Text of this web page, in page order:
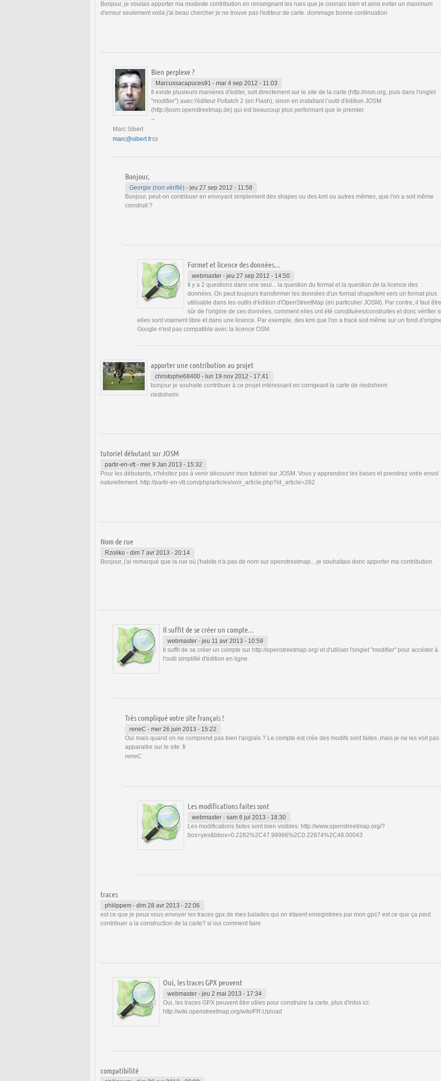
Bonjour, je voulais apporter ma modeste contribution en renseignant les rues que je connais bien et ainsi eviter un maximum
d'erreur seulement voila j'ai beau chercher je ne trouve pas l'editeur de carte. dommage bonne continuation
Bien perplexe ?
Marcussacapuces91 - mar 4 sep 2012 - 11:03
Il existe plusieurs manières d'éditer, soit directement sur le site de la carte (http://osm.org, puis dans l'onglet
"modifier") avec l'éditeur Potlatch 2 (en Flash), sinon en installant l’outil d'édition JOSM
(http://josm.openstreetmap.de) qui est beaucoup plus performant que le premier.
--
Marc Sibert
marc@sibert.fr(link sends e-mail)
Bonjour,
Georgie (non vérifié) - jeu 27 sep 2012 - 11:58
Bonjour, peut-on contribuer en envoyant simplement des shapes ou des kml ou autres mêmes, que l'on a soit même
construit ?
Formet et licence des données...
webmaster - jeu 27 sep 2012 - 14:50
Il y a 2 questions dans une seul... la question du format et la question de la licence des
données. On peut toujours transformer les données d'un format shape/kml vers un format plus
utilisable dans les outils d'édition d'OpenStreetMap (en particulier JOSM). Par contre, il faut être
sûr de l'origine de ces données, comment elles ont été constituées/construites et donc vérifier si
elles sont vraiment libre et dans une licence. Par exemple, des kml que l'on a tracé soit même sur un fond
Google n'est pas compatible avec la licence OSM.
apporter une contribution au projet
christophe68400 - lun 19 nov 2012 - 17:41
bonjour je souhaite contribuer à ce projet intéressant en corrigeant la carte de riedisheim
riedisheim
tutoriel débutant sur JOSM
partir-en-vtt- mer 9 Jan 2013 - 15:32
Pour les débutants, n'hésitez pas à venir découvrir mon tutoriel sur JOSM. Vous y apprendrez les bases et prendrez votre envol
naturellement. http://partir-en-vtt.com/php/articles/voir_article.php?id_article=282
Nom de rue
Rzoliko - dim 7 avr 2013 - 20:14
Bonjour, j'ai remarqué que la rue où j'habite n'a pas de nom sur openstreetmap... je souhaitais donc apporter ma contribution.
Il suffit de se créer un compte...
webmaster - jeu 11 avr 2013 - 10:59
Il suffit de se créer un compte sur http://openstreetmap.org/ et d'utiliser l'onglet "modifier" pour accéder à
l'outil simplifié d'édition en ligne.
Très compliqué votre site français !
reneC - mer 26 juin 2013 - 15:22
Oui mais quand on ne comprend pas bien l'anglais ? Le compte est crée des modifs sont faites ,mais je ne les voit pas
apparaitre sur le site .fr
reneC
Les modifications faites sont
webmaster - sam 6 jui 2013 - 18:30
Les modifications faites sont bien visibles: http://www.openstreetmap.org/?
box=yes&bbox=0.2282%2C47.99986%2C0.22874%2C48.00043
traces
philippem - dim 28 avr 2013 - 22:06
est ce que je peux vous envoyer les traces gpx de mes balades qui on étaient enregistrées par mon gps? est ce que ça peut
contribuer a la construction de la carte? si oui comment faire
Oui, les traces GPX peuvent
webmaster - jeu 2 mai 2013 - 17:34
Oui, les traces GPX peuvent être utiles pour construire la carte, plus d'infos ici:
http://wiki.openstreetmap.org/wiki/FR:Upload
compatibilité